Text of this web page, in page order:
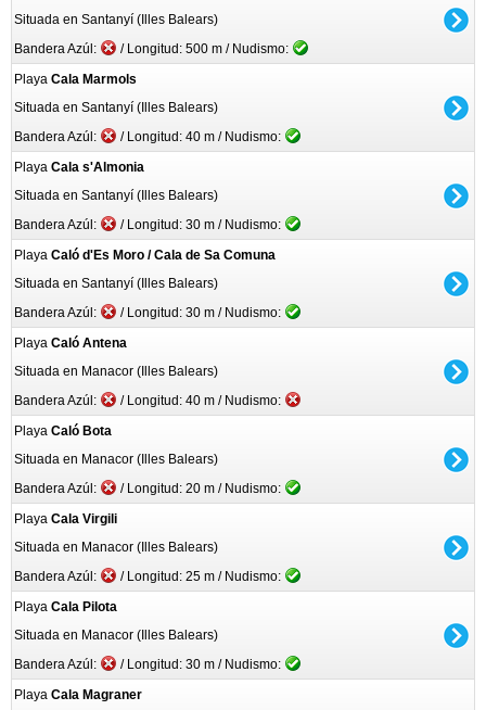
Situada en Santanyí (Illes Balears)
Bandera Azúl:
/ Longitud: 500 m / Nudismo:
Playa Cala Marmols
Situada en Santanyí (Illes Balears)
Bandera Azúl:
/ Longitud: 40 m / Nudismo:
Playa Cala s'Almonia
Situada en Santanyí (Illes Balears)
Bandera Azúl:
/ Longitud: 30 m / Nudismo:
Playa Caló d'Es Moro / Cala de Sa Comuna
Situada en Santanyí (Illes Balears)
Bandera Azúl:
/ Longitud: 30 m / Nudismo:
Playa Caló Antena
Situada en Manacor (Illes Balears)
Bandera Azúl:
/ Longitud: 40 m / Nudismo:
Playa Caló Bota
Situada en Manacor (Illes Balears)
Bandera Azúl:
/ Longitud: 20 m / Nudismo:
Playa Cala Virgili
Situada en Manacor (Illes Balears)
Bandera Azúl:
/ Longitud: 25 m / Nudismo:
Playa Cala Pilota
Situada en Manacor (Illes Balears)
Bandera Azúl:
/ Longitud: 30 m / Nudismo:
Playa Cala Magraner